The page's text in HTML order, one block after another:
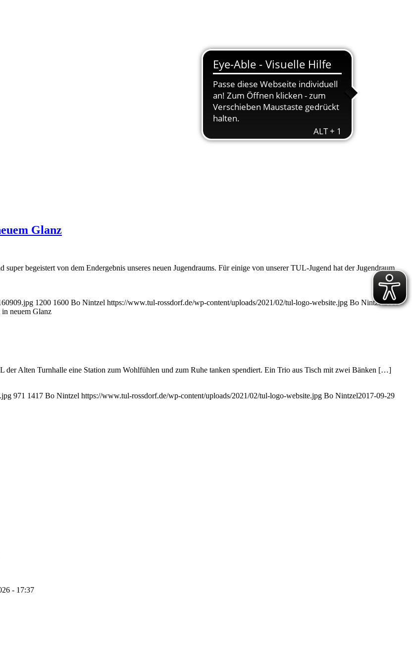
Glanz
begeistert von dem Endergebnis unseres neuen Jugendraums. Für einige von unserer TUL-Jugend hat der Jugendraum
1200 1600 Bo Nintzel https://www.tul-rossdorf.de/wp-content/uploads/2021/02/tul-logo-website.jpg Bo Nintzel2019-
neuem Glanz
Alten Turnhalle eine Station zum Wohlfühlen und zum Ruhe tanken spendiert. Ein Trio aus Tisch mit zwei Bänken […]
971 1417 Bo Nintzel https://www.tul-rossdorf.de/wp-content/uploads/2021/02/tul-logo-website.jpg Bo Nintzel2017-09-29
- 17:37